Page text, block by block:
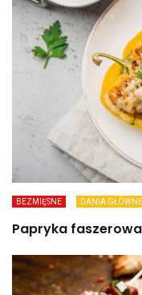
BEZMIĘSNE DANIA GŁÓWNE
Papryka